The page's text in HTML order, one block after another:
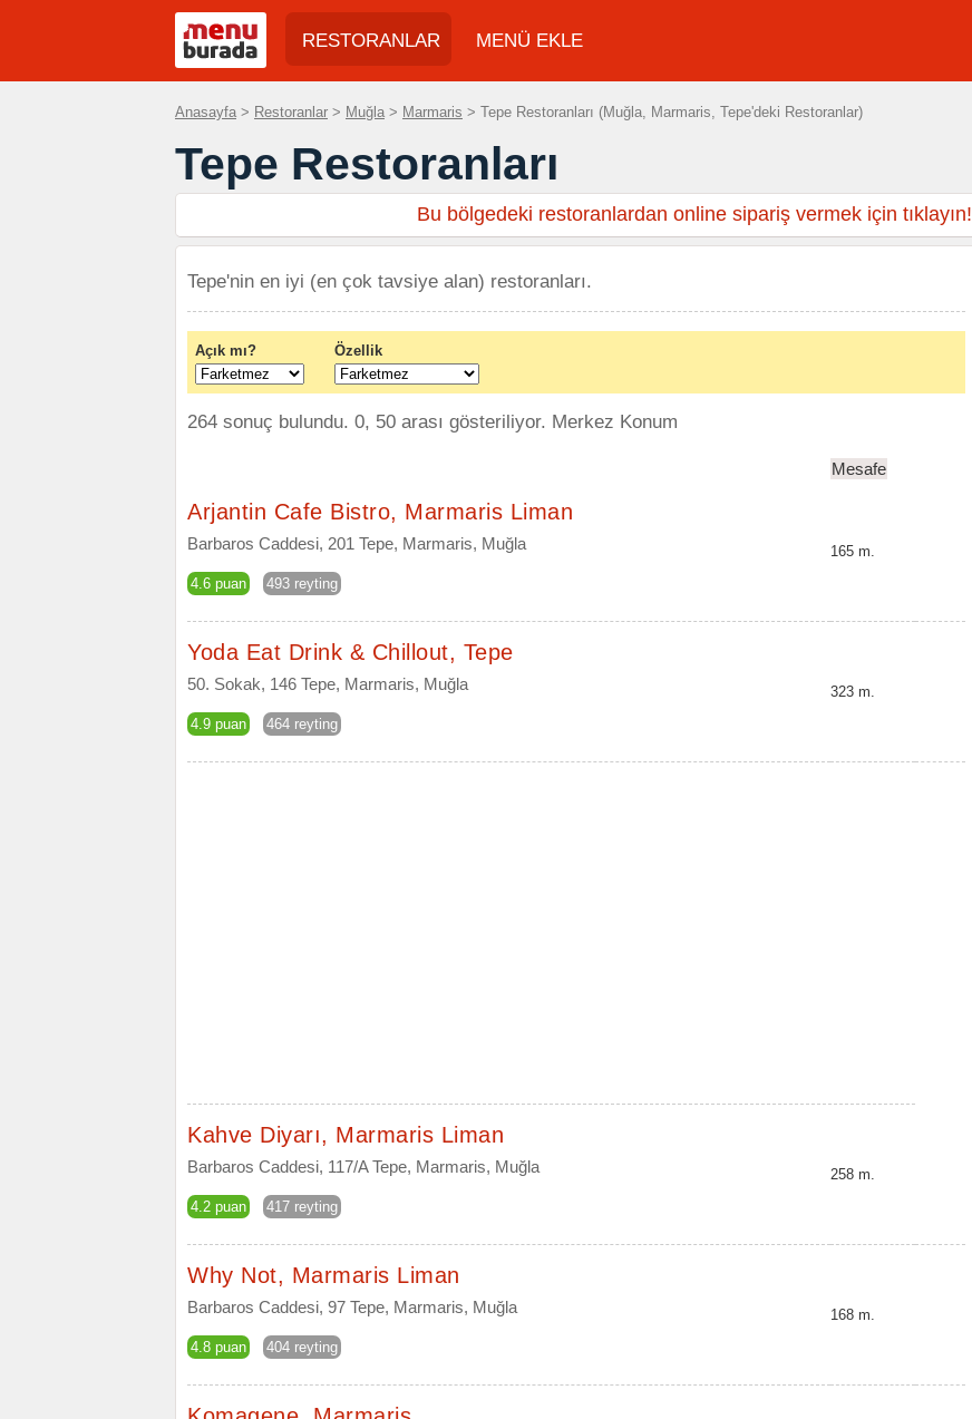
RESTORANLAR MENÜ EKLE
Anasayfa > Restoranlar > Muğla > Marmaris > Tepe Restoranları (Muğla, Marmaris, Tepe'deki Restoranlar)
Tepe Restoranları
Bu bölgedeki restoranlardan online sipariş vermek için tıklayın!
Tepe'nin en iyi (en çok tavsiye alan) restoranları.
Açık mı? Özellik
264 sonuç bulundu. 0, 50 arası gösteriliyor. Merkez Konum
Mesafe
Arjantin Cafe Bistro, Marmaris Liman
Barbaros Caddesi, 201 Tepe, Marmaris, Muğla
4.6 puan 493 reyting
165 m.
Yoda Eat Drink & Chillout, Tepe
50. Sokak, 146 Tepe, Marmaris, Muğla
4.9 puan 464 reyting
323 m.
Kahve Diyarı, Marmaris Liman
Barbaros Caddesi, 117/A Tepe, Marmaris, Muğla
4.2 puan 417 reyting
258 m.
Why Not, Marmaris Liman
Barbaros Caddesi, 97 Tepe, Marmaris, Muğla
4.8 puan 404 reyting
168 m.